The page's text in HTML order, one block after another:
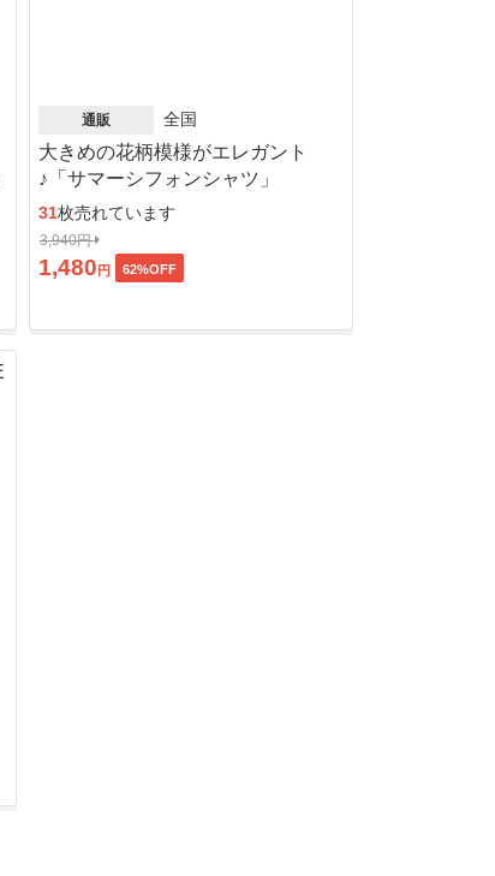
通販 全国
大きめの花柄模様がエレガント
♪「サマーシフォンシャツ」
31枚売れています
3,940円
1,480 円 62%OFF